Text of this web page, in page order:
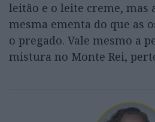
leitão e o leite creme, mas
mesma ementa do que as
o pregado. Vale mesmo a
mistura no Monte Rei,